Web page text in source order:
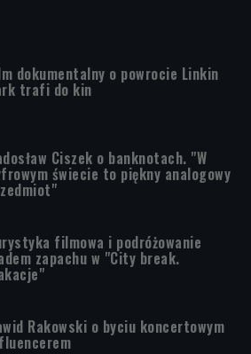
dokumentalny o powrocie Linkin
trafi do kin
Ciszek o banknotach. "W
świecie to piękny analogowy
filmowa i podróżowanie
zapachu w "City break.
Rakowski o byciu koncertowym